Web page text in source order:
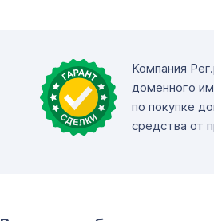
Компания
доменного
по покупке
средства от